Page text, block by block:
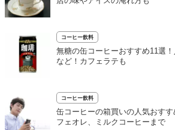
コーヒー飲料
無糖の缶コーヒーおすすめ11選
など！カフェラテも
コーヒー飲料
缶コーヒーの箱買いの人気おす
フェオレ、ミルクコーヒーまで